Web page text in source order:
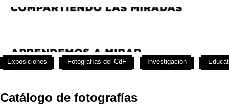
Catálogo de fotografías
Exposiciones Fotografías del CdF Investigación